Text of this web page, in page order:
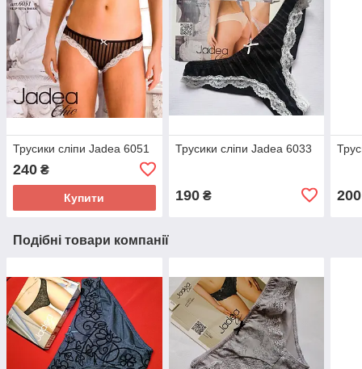
Трусики сліпи Jadea 6051
240 ₴
Купити
Трусики сліпи Jadea 6033
190₴ 200
Подібні товари компанії